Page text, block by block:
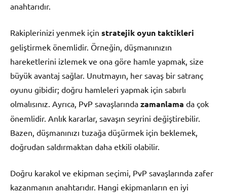
anahtarıdır.
Rakiplerinizi yenmek için stratejik oyun taktikleri
geliştirmek önemlidir. Örneğin, düşmanınızın
hareketlerini izlemek ve ona göre hamle yapmak, size
büyük avantaj sağlar. Unutmayın, her savaş bir satranç
oyunu gibidir; doğru hamleleri yapmak için sabırlı
olmalısınız. Ayrıca, PvP savaşlarında zamanlama da çok
önemlidir. Anlık kararlar, savaşın seyrini değiştirebilir.
Bazen, düşmanınızı tuzağa düşürmek için beklemek,
doğrudan saldırmaktan daha etkili olabilir.
Doğru karakol ve ekipman seçimi, PvP savaşlarında zafer
kazanmanın anahtarıdır. Hangi ekipmanların en iyi